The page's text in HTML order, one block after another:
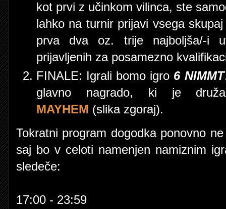
kot prvi z učinkom vilinca, ste
lahko na turnir prijavi vsega
prva dva oz. trije najboljša/-i
prijavljenih za posamezno
FINALE: Igrali bomo igro 6 NIMMT
glavno nagrado, ki je
MAYHEM (slika zgoraj).
Tokratni program dogodka ponovno
saj bo v celoti namenjen namiznim
sledeče:
17:00 - 23:59